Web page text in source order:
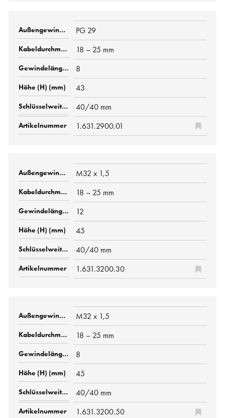
PG 29
18 – 25 mm
8
43
40/40 mm
1.631.2900.01
M32 x 1,5
18 – 25 mm
12
45
40/40 mm
1.631.3200.30
M32 x 1,5
18 – 25 mm
8
45
40/40 mm
1.631.3200.50